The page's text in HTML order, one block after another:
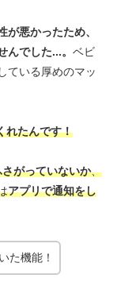
悪かったため、
でした...。 ベビ
ている厚めのマッ
れたんです！
がっていないか、
アプリで通知をし
た機能！